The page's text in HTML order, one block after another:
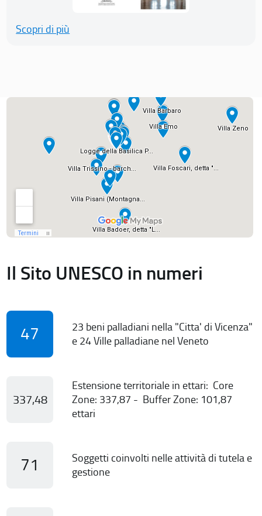
Scopri di più
Il Sito UNESCO in numeri
47
23 beni palladiani nella "Citta' di Vicenza"
e 24 Ville palladiane nel Veneto
337,48
Estensione territoriale in ettari: Core
Zone: 337,87 - Buffer Zone: 101,87
ettari
71
Soggetti coinvolti nelle attività di tutela e
gestione